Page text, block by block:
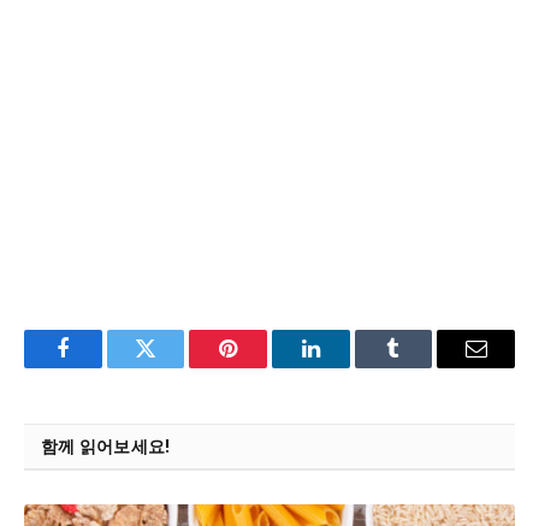
FacebookTwitter Pinterest LinkedInTumblr Email
함께 읽어보세요!